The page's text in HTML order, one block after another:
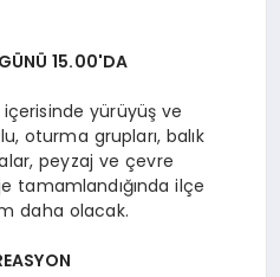
15.00'DA
yürüyüş ve
oturma grupları, balık
peyzaj ve çevre
tamamlandığında ilçe
daha olacak.